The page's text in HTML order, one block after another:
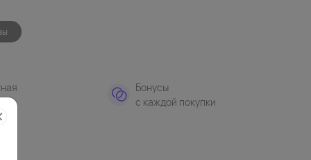
Бонусы
с каждой покупки